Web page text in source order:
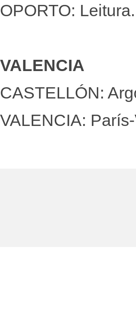
OPORTO: Leitura.
VALENCIA
CASTELLÓN:
VALENCIA: